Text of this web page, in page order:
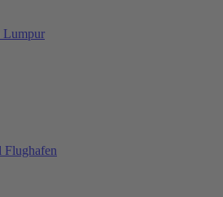
Lumpur
Flughafen